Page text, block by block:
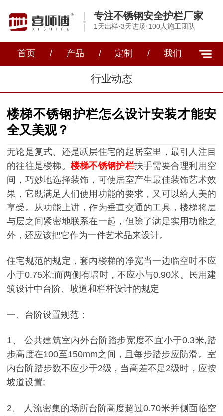
专注不锈钢安全护栏厂家
1天出样·3天进场·100人施工团队
首页 / 产品 / 定制 / 我们
行业动态
楼梯不锈钢护栏怎么设计安装才能安
全又美观？
无论是复式、还是跃层住宅的起居室里，最引人注目
的往往是楼梯。 楼梯不锈钢护栏扶手需要合理利用空
间，巧妙地选择装饰，可使居室产生最佳装饰艺术效
果，它既满足人们使用功能的要求，又可以给人美的
享受。从功能上讲，作为垂直交通的工具，楼梯将层
与层之间紧密地联系在一起，但除了满足实用功能之
外，还应该把它作为一件艺术品来设计。
住宅规范的规定，套内楼梯的净宽当一边临空时不应
小于0.75米;而两侧有墙时，不应小与0.90米。民用建
筑设计中台阶、坡道和栏杆设计的规定
一、台阶设置规范：
1、 公共建筑室内外台阶踏步宽度不宜小于0.3米,踏
步高度在100至150mm之间，且每步踏步应防滑。室
内台阶踏步数不应少于2级，当高差不足2级时，应按
坡道设置;
2、 人流密集的场所台阶高度超过0.70米并侧面临空